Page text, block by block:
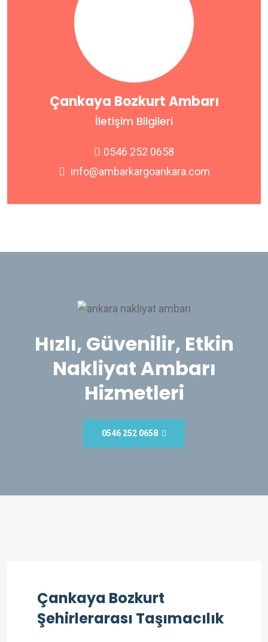
Çankaya Bozkurt Ambarı
İletişim Bilgileri
0546 252 0658
info@ambarkargoankara.com
Hızlı, Güvenilir, Etkin
Nakliyat Ambarı
Hizmetleri
0546 252 0658
Çankaya Bozkurt
Şehirlerarası Taşımacılık